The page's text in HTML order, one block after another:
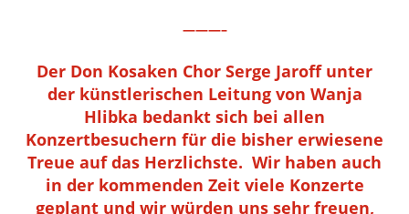
———–
Der Don Kosaken Chor Serge Jaroff unter
der künstlerischen Leitung von Wanja
Hlibka bedankt sich bei allen
Konzertbesuchern für die bisher erwiesene
Treue auf das Herzlichste. Wir haben auch
in der kommenden Zeit viele Konzerte
geplant und wir würden uns sehr freuen,